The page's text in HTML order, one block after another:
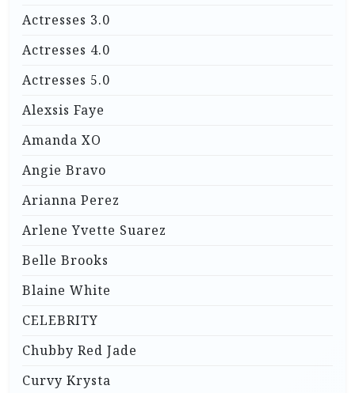
Actresses 3.0
Actresses 4.0
Actresses 5.0
Alexsis Faye
Amanda XO
Angie Bravo
Arianna Perez
Arlene Yvette Suarez
Belle Brooks
Blaine White
CELEBRITY
Chubby Red Jade
Curvy Krysta